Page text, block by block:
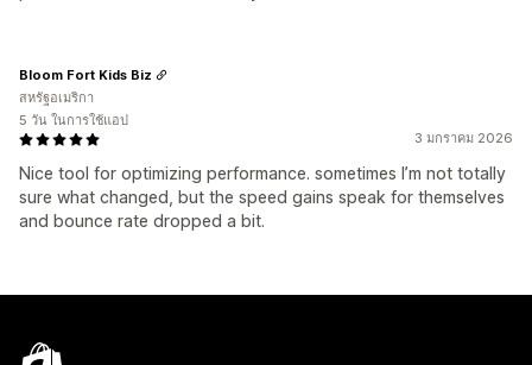
3 มกราคม 2026
Nice tool for optimizing performance. sometimes I’m not totally
sure what changed, but the speed gains speak for themselves
and bounce rate dropped a bit.
Bloom Fort Kids Biz
สหรัฐอเมริกา
5 วัน ในการใช้แอป